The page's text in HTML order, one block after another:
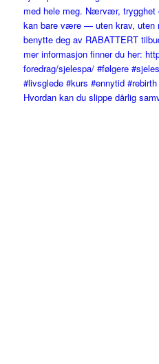
Hvordan kan du slippe dårlig